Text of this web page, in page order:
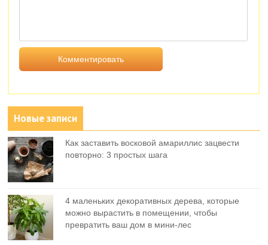
Новые записи
Как заставить восковой амариллис зацвести
повторно: 3 простых шага
4 маленьких декоративных дерева, которые
можно вырастить в помещении, чтобы
превратить ваш дом в мини-лес